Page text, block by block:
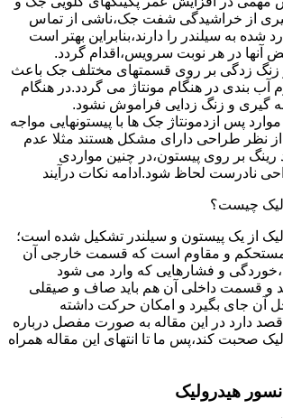
از خراشیدگی شفت جک،ناشی از تماس
شده به سیلندر را دارند،بنابراین بهتر است
آنها در هر نوبت سرویس،اقدام گردد.
زنگ زدگی بر روی قسمتهای مختلف جک باعث
آب بندی در هنگام مونتاژ می گردد.در هنگام
گیری و زنگ زدایی فراموش نشود.
پس ازدمونتاژ جک ها با پیستونهایی مواجه
نظر طراحی دارای مشکل هستند مثلا عدم
رینگ بر روی پیستون،در چنین مواردی
نادرست لحاظ شود.ادامه نکات درآیند
چیست؟
از یک پیستون و سیلندر تشکیل شده است؛
و مقاوم است که قسمت خارجی آن
و فشارهایی که وارد می شود
و قسمت داخلی آن هم باید صاف و صیقلی
آن جای بگیرد و امکان حرکت داشته
قصد دارد در این مقاله به صورت مفصل درباره
صحبت کند،پس ما تا انتهای این مقاله همراه
هیدرولیک